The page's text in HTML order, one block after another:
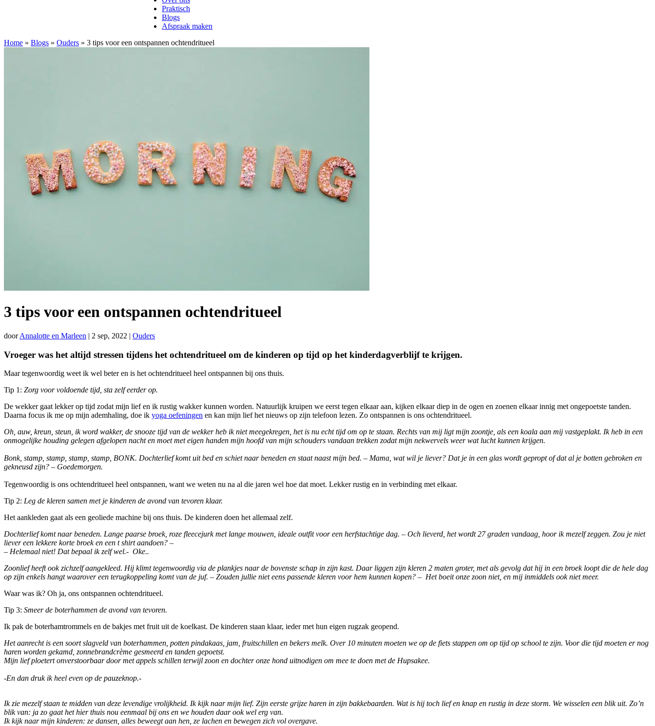
Praktisch
Blogs
Afspraak maken
Home » Blogs » Ouders » 3 tips voor een ontspannen ochtendritueel
3 tips voor een ontspannen ochtendritueel
doorAnnalotte en Marleen | 2 sep, 2022 | Ouders
Vroeger was het altijd stressen tijdens het ochtendritueel om de kinderen op tijd op het kinderdagverblijf te krijgen.
Maar tegenwoordig weet ik wel beter en is het ochtendritueel heel ontspannen bij ons thuis.
Tip 1: Zorg voor voldoende tijd, sta zelf eerder op.
De wekker gaat lekker op tijd zodat mijn lief en ik rustig wakker kunnen worden. Natuurlijk kruipen we eerst tegen elkaar aan, kijken elkaar diep in de ogen en zoenen elkaar innig met ongepoetste tanden.
Daarna focus ik me op mijn ademhaling, doe ik yoga oefeningen en kan mijn lief het nieuws op zijn telefoon lezen. Zo ontspannen is ons ochtendritueel.
Oh, auw, kreun, steun, ik word wakker, de snooze tijd van de wekker heb ik niet meegekregen, het is nu echt tijd om op te staan. Rechts van mij ligt mijn zoontje, als een koala aan mij vastgeplakt. Ik heb in een
onmogelijke houding gelegen afgelopen nacht en moet met eigen handen mijn hoofd van mijn schouders vandaan trekken zodat mijn nekwervels weer wat lucht kunnen krijgen.
Bonk, stamp, stamp, stamp, stamp, BONK. Dochterlief komt uit bed en schiet naar beneden en staat naast mijn bed. – Mama, wat wil je liever? Dat je in een glas wordt gepropt of dat al je botten gebroken en
gekneusd zijn? – Goedemorgen.
Tegenwoordig is ons ochtendritueel heel ontspannen, want we weten nu na al die jaren wel hoe dat moet. Lekker rustig en in verbinding met elkaar.
Tip 2: Leg de kleren samen met je kinderen de avond van tevoren klaar.
Het aankleden gaat als een geoliede machine bij ons thuis. De kinderen doen het allemaal zelf.
Dochterlief komt naar beneden. Lange paarse broek, roze fleecejurk met lange mouwen, ideale outfit voor een herfstachtige dag. – Och lieverd, het wordt 27 graden vandaag, hoor ik mezelf zeggen. Zou je niet
liever een lekkere korte broek en een t shirt aandoen? –
– Helemaal niet! Dat bepaal ik zelf wel.- Oke..
Zoonlief heeft ook zichzelf aangekleed. Hij klimt tegenwoordig via de plankjes naar de bovenste schap in zijn kast. Daar liggen zijn kleren 2 maten groter, met als gevolg dat hij in een broek loopt die de hele dag
op zijn enkels hangt waarover een terugkoppeling komt van de juf. – Zouden jullie niet eens passende kleren voor hem kunnen kopen? – Het boeit onze zoon niet, en mij inmiddels ook niet meer.
Waar was ik? Oh ja, ons ontspannen ochtendritueel.
Tip 3: Smeer de boterhammen de avond van tevoren.
Ik pak de boterhamtrommels en de bakjes met fruit uit de koelkast. De kinderen staan klaar, ieder met hun eigen rugzak geopend.
Het aanrecht is een soort slagveld van boterhammen, potten pindakaas, jam, fruitschillen en bekers melk. Over 10 minuten moeten we op de fiets stappen om op tijd op school te zijn. Voor die tijd moeten er nog
haren worden gekamd, zonnebrandcrème gesmeerd en tanden gepoetst.
Mijn lief ploetert onverstoorbaar door met appels schillen terwijl zoon en dochter onze hond uitnodigen om mee te doen met de Hupsakee.
-En dan druk ik heel even op de pauzeknop.-
Ik zie mezelf staan te midden van deze levendige vrolijkheid. Ik kijk naar mijn lief. Zijn eerste grijze haren in zijn bakkebaarden. Wat is hij toch lief en knap en rustig in deze storm. We wisselen een blik uit. Zo’n
blik van: ja zo gaat het hier thuis nou eenmaal bij ons en we houden daar ook wel erg van.
Ik kijk naar mijn kinderen: ze dansen, alles beweegt aan hen, ze lachen en bewegen zich vol overgave.